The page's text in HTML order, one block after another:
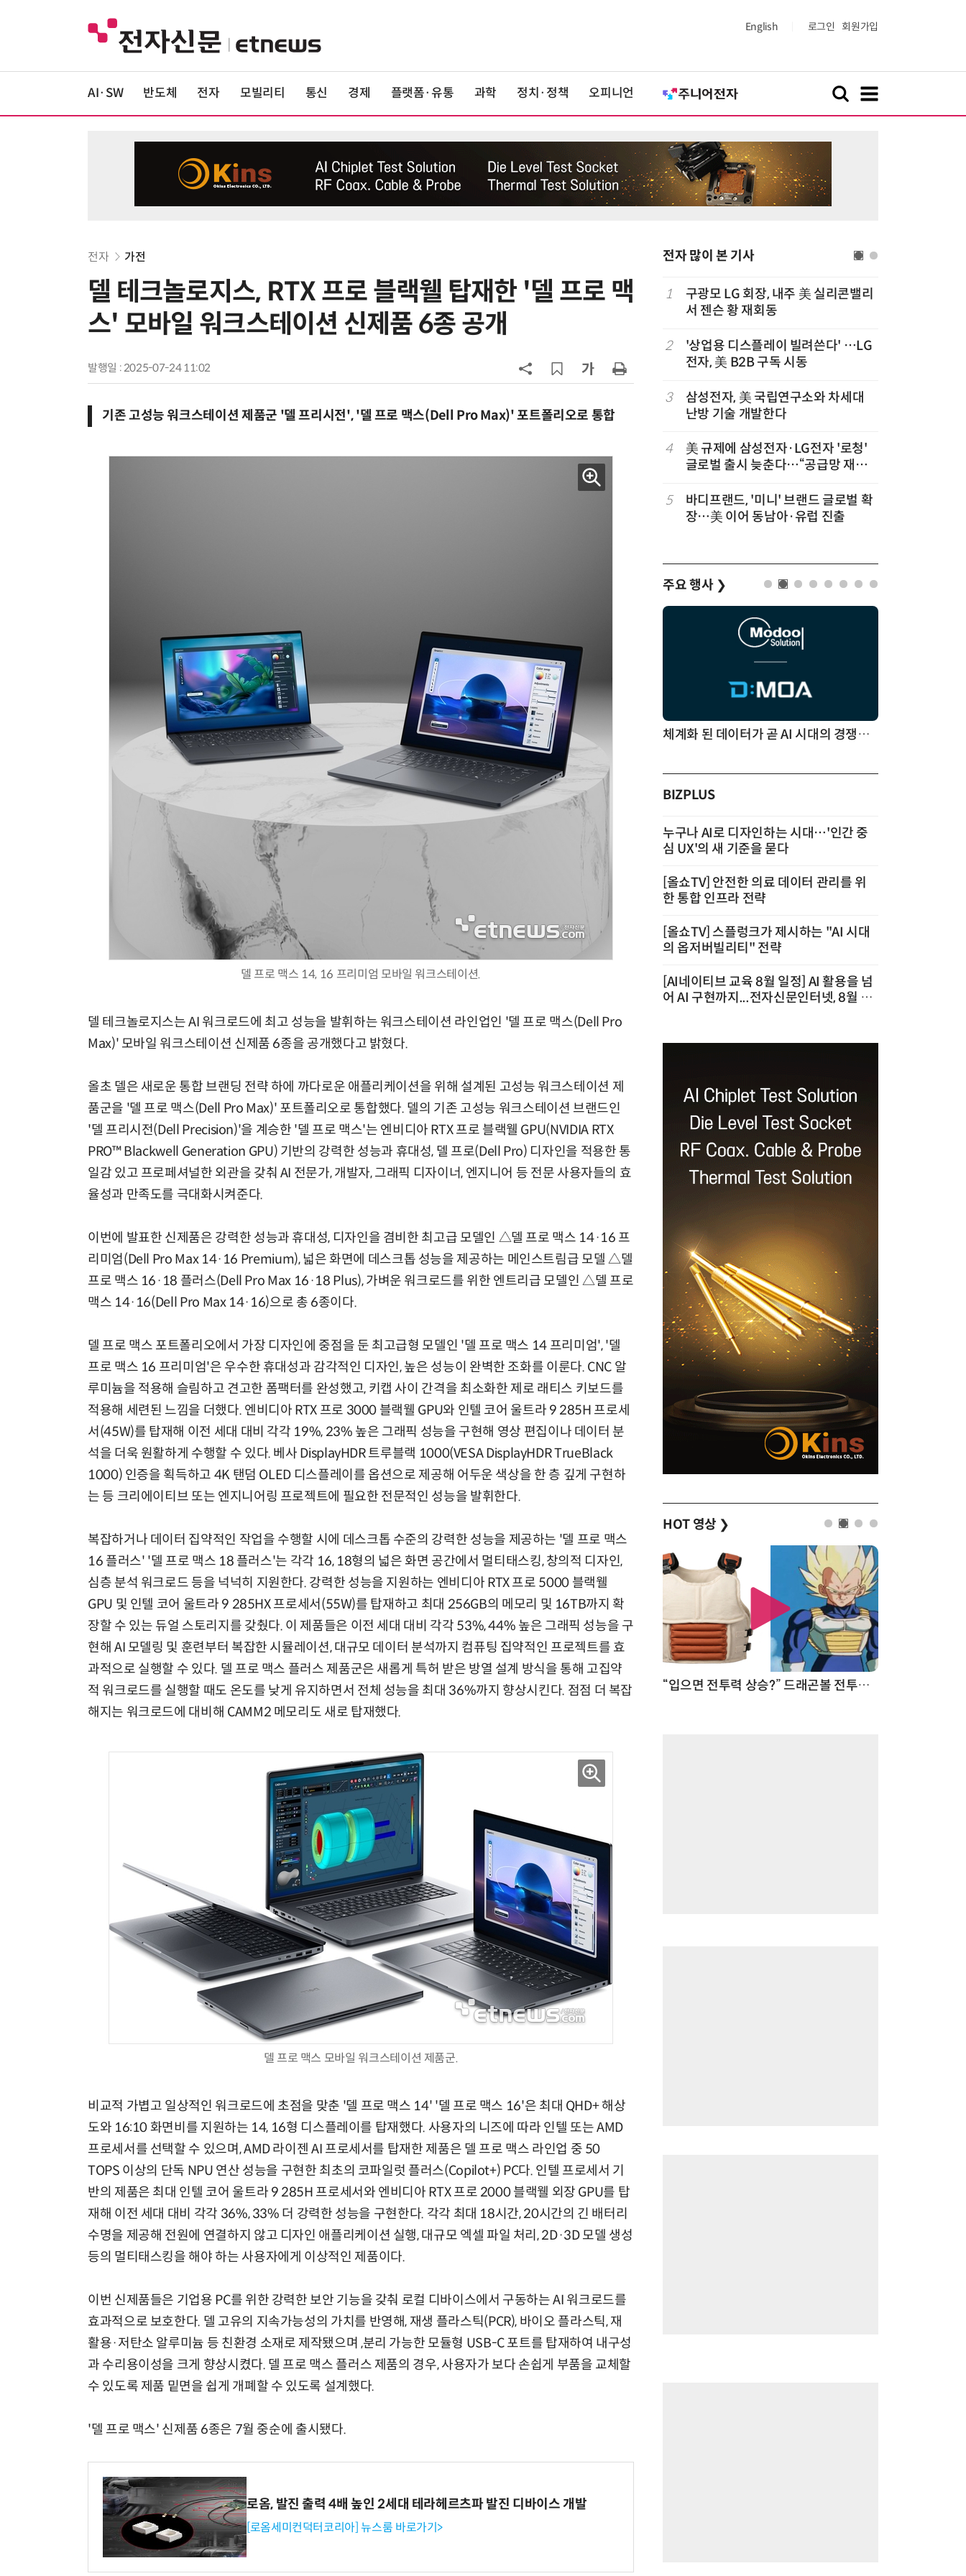
English 로그인 회원가입
AI·SW 반도체 전자 모빌리티 통신 경제 플랫폼·유통 과학 정치·정책 오피니언
전자 가전
델 테크놀로지스, RTX 프로 블랙웰 탑재한 '델 프로 맥
스' 모바일 워크스테이션 신제품 6종 공개
발행일 : 2025-07-24 11:02
기존 고성능 워크스테이션 제품군 '델 프리시전', '델 프로 맥스(Dell Pro Max)' 포트폴리오로 통합
델 프로 맥스 14, 16 프리미엄 모바일 워크스테이션.
델 테크놀로지스는 AI 워크로드에 최고 성능을 발휘하는 워크스테이션 라인업인 '델 프로 맥스(Dell Pro
Max)' 모바일 워크스테이션 신제품 6종을 공개했다고 밝혔다.
올초 델은 새로운 통합 브랜딩 전략 하에 까다로운 애플리케이션을 위해 설계된 고성능 워크스테이션 제
품군을 '델 프로 맥스(Dell Pro Max)' 포트폴리오로 통합했다. 델의 기존 고성능 워크스테이션 브랜드인
'델 프리시전(Dell Precision)'을 계승한 '델 프로 맥스'는 엔비디아 RTX 프로 블랙웰 GPU(NVIDIA RTX
PRO™ Blackwell Generation GPU) 기반의 강력한 성능과 휴대성, 델 프로(Dell Pro) 디자인을 적용한 통
일감 있고 프로페셔널한 외관을 갖춰 AI 전문가, 개발자, 그래픽 디자이너, 엔지니어 등 전문 사용자들의 효
율성과 만족도를 극대화시켜준다.
이번에 발표한 신제품은 강력한 성능과 휴대성, 디자인을 겸비한 최고급 모델인 △델 프로 맥스 14·16 프
리미엄(Dell Pro Max 14·16 Premium), 넓은 화면에 데스크톱 성능을 제공하는 메인스트림급 모델 △델
프로 맥스 16·18 플러스(Dell Pro Max 16·18 Plus), 가벼운 워크로드를 위한 엔트리급 모델인 △델 프로
맥스 14·16(Dell Pro Max 14·16)으로 총 6종이다.
델 프로 맥스 포트폴리오에서 가장 디자인에 중점을 둔 최고급형 모델인 '델 프로 맥스 14 프리미엄', '델
프로 맥스 16 프리미엄'은 우수한 휴대성과 감각적인 디자인, 높은 성능이 완벽한 조화를 이룬다. CNC 알
루미늄을 적용해 슬림하고 견고한 폼팩터를 완성했고, 키캡 사이 간격을 최소화한 제로 래티스 키보드를
적용해 세련된 느낌을 더했다. 엔비디아 RTX 프로 3000 블랙웰 GPU와 인텔 코어 울트라 9 285H 프로세
서(45W)를 탑재해 이전 세대 대비 각각 19%, 23% 높은 그래픽 성능을 구현해 영상 편집이나 데이터 분
석을 더욱 원활하게 수행할 수 있다. 베사 DisplayHDR 트루블랙 1000(VESA DisplayHDR TrueBlack
1000) 인증을 획득하고 4K 탠덤 OLED 디스플레이를 옵션으로 제공해 어두운 색상을 한 층 깊게 구현하
는 등 크리에이티브 또는 엔지니어링 프로젝트에 필요한 전문적인 성능을 발휘한다.
복잡하거나 데이터 집약적인 작업을 수행할 시에 데스크톱 수준의 강력한 성능을 제공하는 '델 프로 맥스
16 플러스' '델 프로 맥스 18 플러스'는 각각 16, 18형의 넓은 화면 공간에서 멀티태스킹, 창의적 디자인,
심층 분석 워크로드 등을 넉넉히 지원한다. 강력한 성능을 지원하는 엔비디아 RTX 프로 5000 블랙웰
GPU 및 인텔 코어 울트라 9 285HX 프로세서(55W)를 탑재하고 최대 256GB의 메모리 및 16TB까지 확
장할 수 있는 듀얼 스토리지를 갖췄다. 이 제품들은 이전 세대 대비 각각 53%, 44% 높은 그래픽 성능을 구
현해 AI 모델링 및 훈련부터 복잡한 시뮬레이션, 대규모 데이터 분석까지 컴퓨팅 집약적인 프로젝트를 효
과적으로 실행할 수 있다. 델 프로 맥스 플러스 제품군은 새롭게 특허 받은 방열 설계 방식을 통해 고집약
적 워크로드를 실행할 때도 온도를 낮게 유지하면서 전체 성능을 최대 36%까지 향상시킨다. 점점 더 복잡
해지는 워크로드에 대비해 CAMM2 메모리도 새로 탑재했다.
델 프로 맥스 모바일 워크스테이션 제품군.
비교적 가볍고 일상적인 워크로드에 초점을 맞춘 '델 프로 맥스 14' '델 프로 맥스 16'은 최대 QHD+ 해상
도와 16:10 화면비를 지원하는 14, 16형 디스플레이를 탑재했다. 사용자의 니즈에 따라 인텔 또는 AMD
프로세서를 선택할 수 있으며, AMD 라이젠 AI 프로세서를 탑재한 제품은 델 프로 맥스 라인업 중 50
TOPS 이상의 단독 NPU 연산 성능을 구현한 최초의 코파일럿 플러스(Copilot+) PC다. 인텔 프로세서 기
반의 제품은 최대 인텔 코어 울트라 9 285H 프로세서와 엔비디아 RTX 프로 2000 블랙웰 외장 GPU를 탑
재해 이전 세대 대비 각각 36%, 33% 더 강력한 성능을 구현한다. 각각 최대 18시간, 20시간의 긴 배터리
수명을 제공해 전원에 연결하지 않고 디자인 애플리케이션 실행, 대규모 엑셀 파일 처리, 2D·3D 모델 생성
등의 멀티태스킹을 해야 하는 사용자에게 이상적인 제품이다.
이번 신제품들은 기업용 PC를 위한 강력한 보안 기능을 갖춰 로컬 디바이스에서 구동하는 AI 워크로드를
효과적으로 보호한다. 델 고유의 지속가능성의 가치를 반영해, 재생 플라스틱(PCR), 바이오 플라스틱, 재
활용·저탄소 알루미늄 등 친환경 소재로 제작됐으며 ,분리 가능한 모듈형 USB-C 포트를 탑재하여 내구성
과 수리용이성을 크게 향상시켰다. 델 프로 맥스 플러스 제품의 경우, 사용자가 보다 손쉽게 부품을 교체할
수 있도록 제품 밑면을 쉽게 개폐할 수 있도록 설계했다.
'델 프로 맥스' 신제품 6종은 7월 중순에 출시됐다.
로옴, 발진 출력 4배 높인 2세대 테라헤르츠파 발진 디바이스 개발
[로옴세미컨덕터코리아] 뉴스룸 바로가기>
전자 많이 본 기사
6
[ET단상] 2026 세제개편안, 성장지
향적 세제를 바란다
1
구광모 LG 회장, 내주 美 실리콘밸리
서 젠슨 황 재회동
2
'상업용 디스플레이 빌려쓴다' …LG
전자, 美 B2B 구독 시동
3
삼성전자, 美 국립연구소와 차세대
난방 기술 개발한다
4
美 규제에 삼성전자·LG전자 '로청'
글로벌 출시 늦춘다…“공급망 재편
5
바디프랜드, '미니' 브랜드 글로벌 확
장…美 이어 동남아·유럽 진출
주요 행사 ❯
AI Native Enterprise를 지원하는 AI Ready Data 플랫폼 활용 전략 체계화 된 데이터가 곧 AI 시대의 경쟁력이다
BIZPLUS
누구나 AI로 디자인하는 시대…'인간 중
심 UX'의 새 기준을 묻다
[올쇼TV] 안전한 의료 데이터 관리를 위
한 통합 인프라 전략
[올쇼TV] 스플렁크가 제시하는 "AI 시대
의 옵저버빌리티" 전략
[AI네이티브 교육 8월 일정] AI 활용을 넘
어 AI 구현까지...전자신문인터넷, 8월 실
HOT 영상 ❯
“계속 쫓아왔다”…도망치던 우크라 민간인 공격한 러 자폭 드론 “입으면 전투력 상승?” 드래곤볼 전투복 닮은 중량조끼